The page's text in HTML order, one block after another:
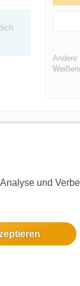
und
Andere
sichtbar.